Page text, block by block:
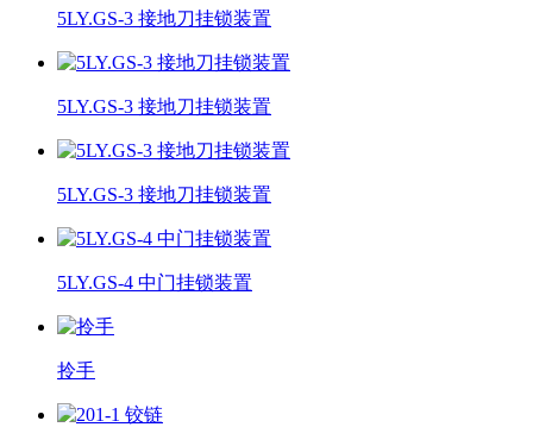
5LY.GS-3 接地刀挂锁装置
5LY.GS-3 接地刀挂锁装置
5LY.GS-3 接地刀挂锁装置
5LY.GS-4 中门挂锁装置
拎手